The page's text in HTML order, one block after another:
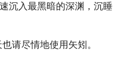
沉入最黑暗的深渊，沉睡
请尽情地使用矢矧。